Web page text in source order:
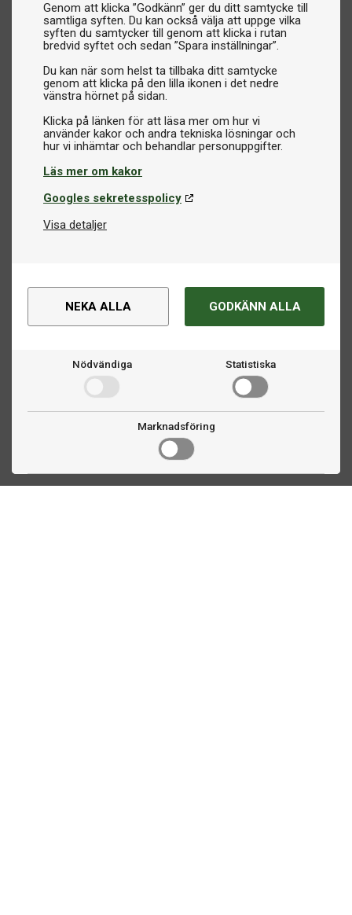
Genom att klicka ”Godkänn” ger du ditt samtycke till
samtliga syften. Du kan också välja att uppge vilka
syften du samtycker till genom att klicka i rutan
bredvid syftet och sedan ”Spara inställningar”.
Du kan när som helst ta tillbaka ditt samtycke
genom att klicka på den lilla ikonen i det nedre
vänstra hörnet på sidan.
Klicka på länken för att läsa mer om hur vi
använder kakor och andra tekniska lösningar och
Läs mer om kakor
Googles sekretesspolicy
Visa detaljer
NEKA ALLA GODKÄNN ALLA
Nödvändiga Statistiska
Marknadsföring